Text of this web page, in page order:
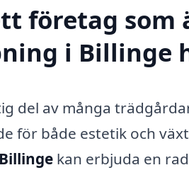
företag som
i Billinge
del av många
för både estetik och
kan erbjuda en